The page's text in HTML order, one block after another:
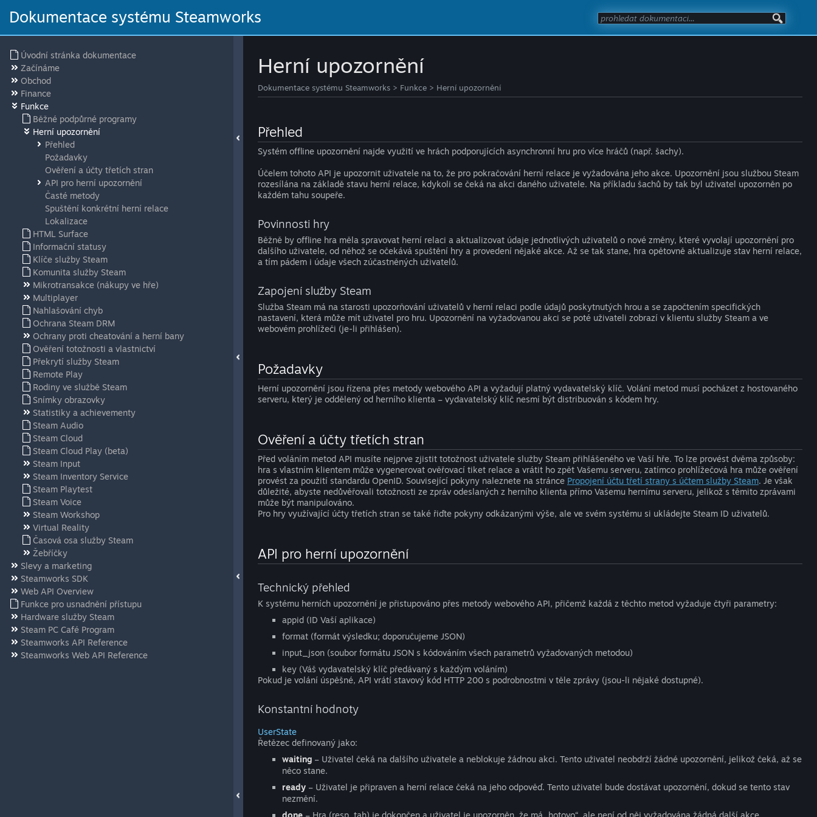
Dokumentace systému Steamworks
Úvodní stránka dokumentace
Začínáme
Obchod
Finance
Funkce
Běžné podpůrné programy
Herní upozornění
Přehled
Požadavky
Ověření a účty třetích stran
API pro herní upozornění
Časté metody
Spuštění konkrétní herní relace
Lokalizace
HTML Surface
Informační statusy
Klíče služby Steam
Komunita služby Steam
Mikrotransakce (nákupy ve hře)
Multiplayer
Nahlašování chyb
Ochrana Steam DRM
Ochrany proti cheatování a herní bany
Ověření totožnosti a vlastnictví
Překrytí služby Steam
Remote Play
Rodiny ve službě Steam
Snímky obrazovky
Statistiky a achievementy
Steam Audio
Steam Cloud
Steam Cloud Play (beta)
Steam Input
Steam Inventory Service
Steam Playtest
Steam Voice
Steam Workshop
Virtual Reality
Časová osa služby Steam
Žebříčky
Slevy a marketing
Steamworks SDK
Web API Overview
Funkce pro usnadnění přístupu
Hardware služby Steam
Steam PC Café Program
Steamworks API Reference
Steamworks Web API Reference
Herní upozornění
Dokumentace systému Steamworks > Funkce > Herní upozornění
Přehled
Systém offline upozornění najde využití ve hrách podporujících asynchronní hru pro více hráčů (např. šachy).
Účelem tohoto API je upozornit uživatele na to, že pro pokračování herní relace je vyžadována jeho akce. Upozornění jsou službou Steam
rozesílána na základě stavu herní relace, kdykoli se čeká na akci daného uživatele. Na příkladu šachů by tak byl uživatel upozorněn po
každém tahu soupeře.
Povinnosti hry
Běžně by offline hra měla spravovat herní relaci a aktualizovat údaje jednotlivých uživatelů o nové změny, které vyvolají upozornění pro
dalšího uživatele, od něhož se očekává spuštění hry a provedení nějaké akce. Až se tak stane, hra opětovně aktualizuje stav herní relace,
a tím pádem i údaje všech zúčastněných uživatelů.
Zapojení služby Steam
Služba Steam má na starosti upozorňování uživatelů v herní relaci podle údajů poskytnutých hrou a se započtením specifických
nastavení, která může mít uživatel pro hru. Upozornění na vyžadovanou akci se poté uživateli zobrazí v klientu služby Steam a ve
webovém prohlížeči (je-li přihlášen).
Požadavky
Herní upozornění jsou řízena přes metody webového API a vyžadují platný vydavatelský klíč. Volání metod musí pocházet z hostovaného
serveru, který je oddělený od herního klienta – vydavatelský klíč nesmí být distribuován s kódem hry.
Ověření a účty třetích stran
Před voláním metod API musíte nejprve zjistit totožnost uživatele služby Steam přihlášeného ve Vaší hře. To lze provést dvěma způsoby:
hra s vlastním klientem může vygenerovat ověřovací tiket relace a vrátit ho zpět Vašemu serveru, zatímco prohlížečová hra může ověření
provést za použití standardu OpenID. Související pokyny naleznete na stránce Propojení účtu třetí strany s účtem služby Steam. Je však
důležité, abyste nedůvěřovali totožnosti ze zpráv odeslaných z herního klienta přímo Vašemu hernímu serveru, jelikož s těmito zprávami
může být manipulováno.
Pro hry využívající účty třetích stran se také řiďte pokyny odkázanými výše, ale ve svém systému si ukládejte Steam ID uživatelů.
API pro herní upozornění
Technický přehled
K systému herních upozornění je přistupováno přes metody webového API, přičemž každá z těchto metod vyžaduje čtyři parametry:
appid (ID Vaší aplikace)
format (formát výsledku; doporučujeme JSON)
input_json (soubor formátu JSON s kódováním všech parametrů vyžadovaných metodou)
key (Váš vydavatelský klíč předávaný s každým voláním)
Pokud je volání úspěšné, API vrátí stavový kód HTTP 200 s podrobnostmi v těle zprávy (jsou-li nějaké dostupné).
Konstantní hodnoty
UserState
Řetězec definovaný jako:
waiting – Uživatel čeká na dalšího uživatele a neblokuje žádnou akci. Tento uživatel neobdrží žádné upozornění, jelikož čeká, až se
něco stane.
ready – Uživatel je připraven a herní relace čeká na jeho odpověď. Tento uživatel bude dostávat upozornění, dokud se tento stav
nezmění.
done – Hra (resp. tah) je dokončen a uživatel je upozorněn, že má „hotovo“, ale není od něj vyžadována žádná další akce.